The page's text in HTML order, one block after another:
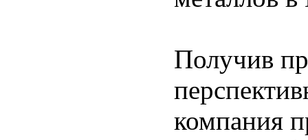
Получив
компания